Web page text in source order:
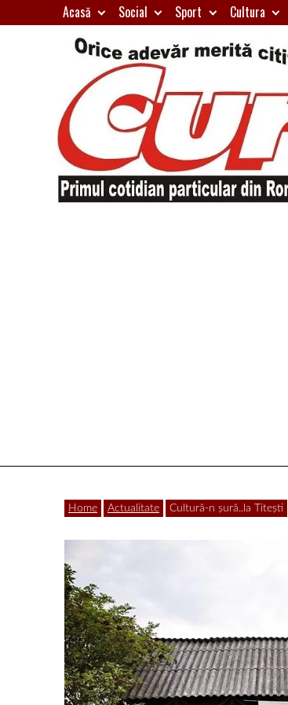
to
Acasă Social Sport Cultura
Home Actualitate Cultură-n șură..la Titești